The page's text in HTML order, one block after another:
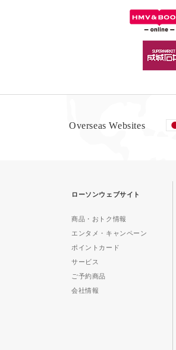
Overseas Websites
ローソンウェブサイト
商品・おトク情報
エンタメ・キャンペーン
ポイントカード
サービス
ご予約商品
会社情報